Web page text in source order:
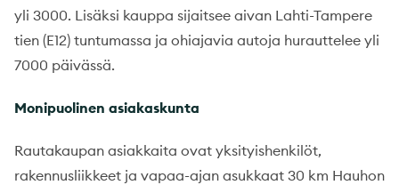
yli 3000. Lisäksi kauppa sijaitsee aivan Lahti-Tampere
tien (E12) tuntumassa ja ohiajavia autoja hurauttelee yli
7000 päivässä.
Monipuolinen asiakaskunta
Rautakaupan asiakkaita ovat yksityishenkilöt,
rakennusliikkeet ja vapaa-ajan asukkaat 30 km Hauhon